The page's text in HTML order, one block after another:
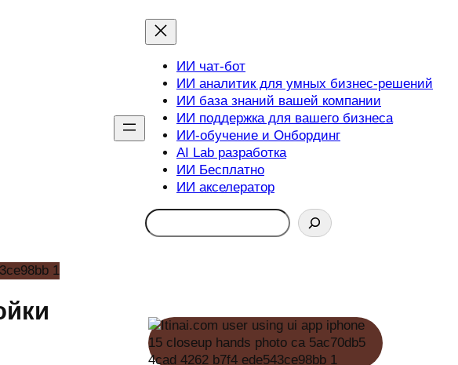
ИИ чат-бот
ИИ аналитик для умных бизнес-решений
ИИ база знаний вашей компании
ИИ поддержка для вашего бизнеса
ИИ-обучение и Онбординг
AI Lab разработка
ИИ Бесплатно
ИИ акселератор
Search